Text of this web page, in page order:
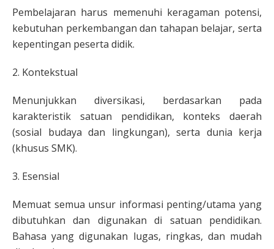
Pembelajaran harus memenuhi keragaman potensi,
kebutuhan perkembangan dan tahapan belajar, serta
kepentingan peserta didik.
2. Kontekstual
Menunjukkan diversikasi, berdasarkan pada
karakteristik satuan pendidikan, konteks daerah
(sosial budaya dan lingkungan), serta dunia kerja
(khusus SMK).
3. Esensial
Memuat semua unsur informasi penting/utama yang
dibutuhkan dan digunakan di satuan pendidikan.
Bahasa yang digunakan lugas, ringkas, dan mudah